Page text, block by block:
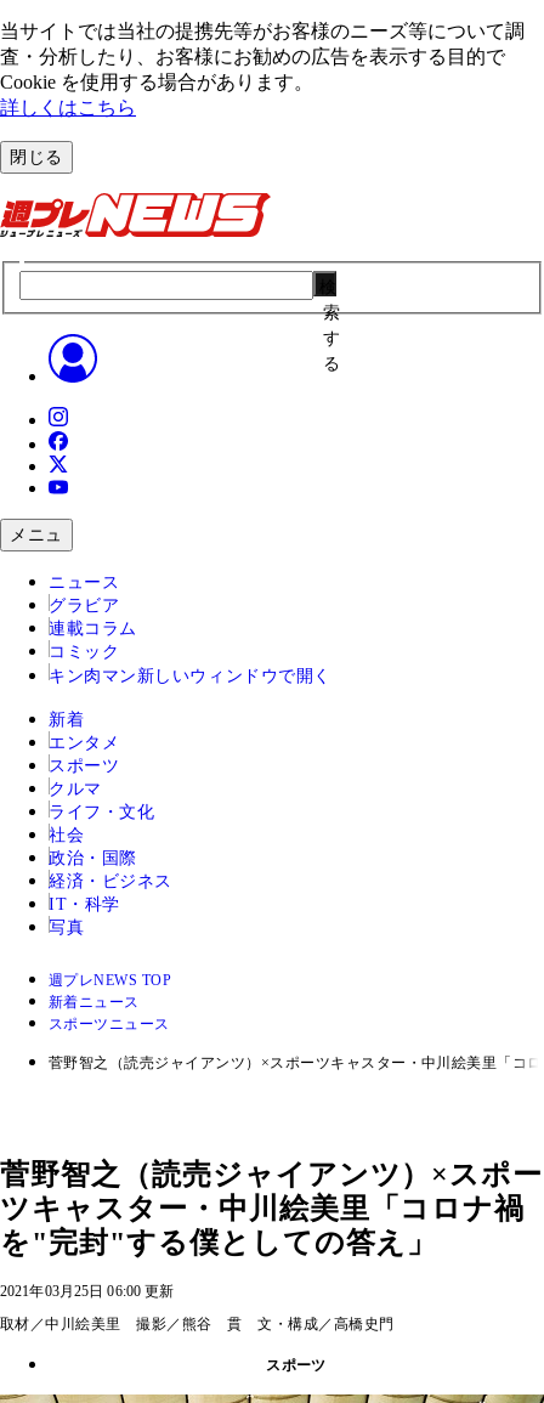
当サイトでは当社の提携先等がお客様のニーズ等について調
査・分析したり、お客様にお勧めの広告を表⽰する⽬的で
Cookie を使⽤する場合があります。
詳しくはこちら
閉じる
索
す
る
メニュ
ニュース
グラビア
連載コラム
コミック
キン肉マン 新しいウィンドウで開く
新着
エンタメ
スポーツ
クルマ
ライフ・文化
社会
政治・国際
経済・ビジネス
IT・科学
写真
週プレNEWS TOP
新着ニュース
スポーツニュース
菅野智之（読売ジャイアンツ）×スポーツキャスター・中川絵美里「コ
菅野智之（読売ジャイアンツ）×スポー
ツキャスター・中川絵美里「コロナ禍
を"完封"する僕としての答え」
2021年03月25日 06:00 更新
取材／中川絵美里 撮影／熊谷 貫 文・構成／高橋史門
スポーツ